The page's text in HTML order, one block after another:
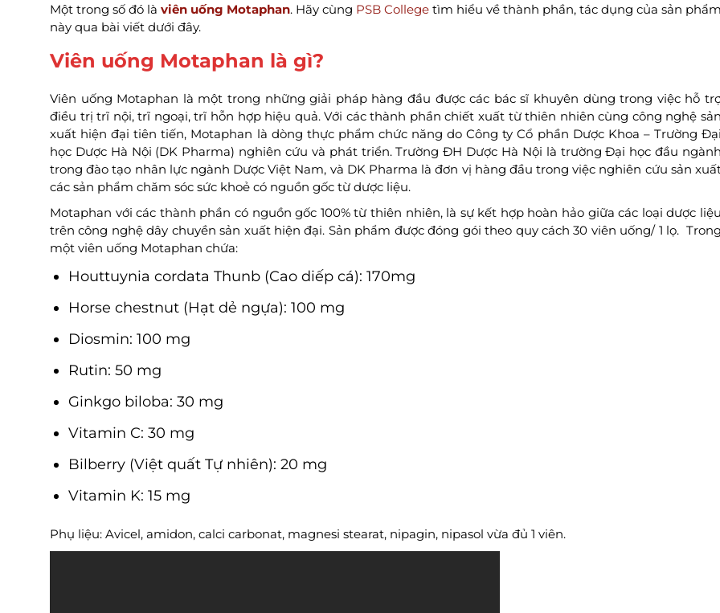
Một trong số đó là viên uống Motaphan. Hãy cùng PSB College tìm hiểu về thành phần, tác dụng của sản phẩm
này qua bài viết dưới đây.
Viên uống Motaphan là gì?
Viên uống Motaphan là một trong những giải pháp hàng đầu được các bác sĩ khuyên dùng trong việc hỗ
điều trị trĩ nội, trĩ ngoại, trĩ hỗn hợp hiệu quả. Với các thành phần chiết xuất từ thiên nhiên cùng công nghệ sản
xuất hiện đại tiên tiến, Motaphan là dòng thực phẩm chức năng do Công ty Cổ phần Dược Khoa – Trường Đại
học Dược Hà Nội (DK Pharma) nghiên cứu và phát triển. Trường ĐH Dược Hà Nội là trường Đại học đầu ngành
trong đào tạo nhân lực ngành Dược Việt Nam, và DK Pharma là đơn vị hàng đầu trong việc nghiên cứu sản
các sản phẩm chăm sóc sức khoẻ có nguồn gốc từ dược liệu.
Motaphan với các thành phần có nguồn gốc 100% từ thiên nhiên, là sự kết hợp hoàn hảo giữa các loại dược liệu
trên công nghệ dây chuyền sản xuất hiện đại. Sản phẩm được đóng gói theo quy cách 30 viên uống/ 1 lọ. Trong
một viên uống Motaphan chứa:
Houttuynia cordata Thunb (Cao diếp cá): 170mg
Horse chestnut (Hạt dẻ ngựa): 100 mg
Diosmin: 100 mg
Rutin: 50 mg
Ginkgo biloba: 30 mg
Vitamin C: 30 mg
Bilberry (Việt quất Tự nhiên): 20 mg
Vitamin K: 15 mg
Phụ liệu: Avicel, amidon, calci carbonat, magnesi stearat, nipagin, nipasol vừa đủ 1 viên.